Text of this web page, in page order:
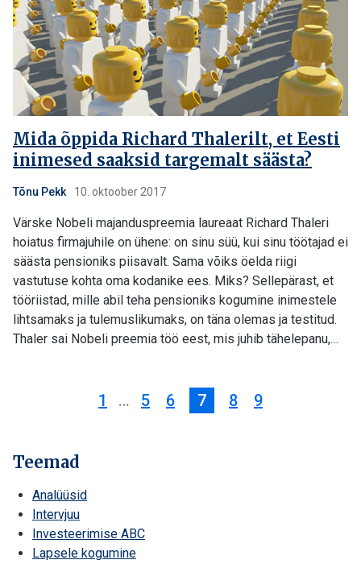
Mida õppida Richard Thalerilt, et Eesti
inimesed saaksid targemalt säästa?
Tõnu Pekk 10. oktoober 2017
Värske Nobeli majanduspreemia laureaat Richard Thaleri
hoiatus firmajuhile on ühene: on sinu süü, kui sinu töötajad ei
säästa pensioniks piisavalt. Sama võiks öelda riigi
vastutuse kohta oma kodanike ees. Miks? Sellepärast, et
tööriistad, mille abil teha pensioniks kogumine inimestele
lihtsamaks ja tulemuslikumaks, on täna olemas ja testitud.
Thaler sai Nobeli preemia töö eest, mis juhib tähelepanu,…
1 … 5 6 7 8 9
Teemad
Analüüsid
Intervjuu
Investeerimise ABC
Lapsele kogumine